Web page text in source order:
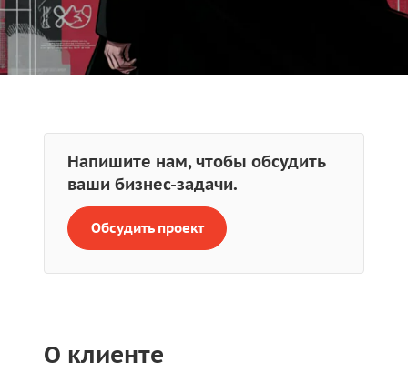
Напишите нам, чтобы обсудить
ваши бизнес-задачи.
Обсудить проект
О клиенте